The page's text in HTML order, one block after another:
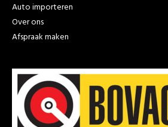
Auto importeren
Over ons
Afspraak maken